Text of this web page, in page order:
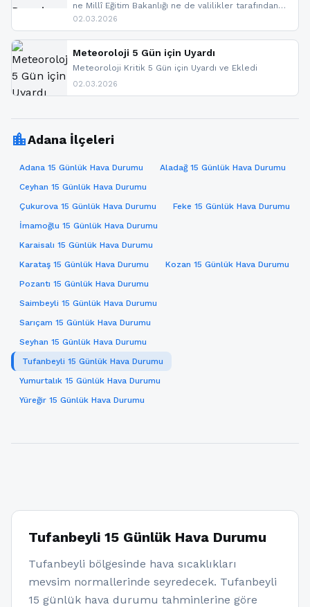
ne Millî Eğitim Bakanlığı ne de valilikler tarafından
yapılmış resmi bir tatil açıklaması bulunmamaktadır.
paylaşacağız. En hızlı şekilde haberdar olmak için
sitemizi takip edebilir ve bildirimleri açabilirsiniz.
02.03.2026
Meteoroloji 5 Gün için Uyardı
Meteoroloji Kritik 5 Gün için Uyardı ve Ekledi
02.03.2026
location_cityAdana İlçeleri
Adana 15 Günlük Hava Durumu
Aladağ 15 Günlük Hava Durumu
Ceyhan 15 Günlük Hava Durumu
Çukurova 15 Günlük Hava Durumu
Feke 15 Günlük Hava Durumu
İmamoğlu 15 Günlük Hava Durumu
Karaisalı 15 Günlük Hava Durumu
Karataş 15 Günlük Hava Durumu
Kozan 15 Günlük Hava Durumu
Pozantı 15 Günlük Hava Durumu
Saimbeyli 15 Günlük Hava Durumu
Sarıçam 15 Günlük Hava Durumu
Seyhan 15 Günlük Hava Durumu
Tufanbeyli 15 Günlük Hava Durumu
Yumurtalık 15 Günlük Hava Durumu
Yüreğir 15 Günlük Hava Durumu
Tufanbeyli 15 Günlük Hava Durumu
Tufanbeyli bölgesinde hava sıcaklıkları
mevsim normallerinde seyredecek. Tufanbeyli
15 günlük hava durumu tahminlerine göre